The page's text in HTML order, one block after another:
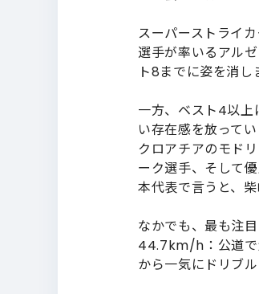
スーパーストライ
選手が率いるアル
ト8までに姿を消し
一方、ベスト4以上
い存在感を放ってい
クロアチアのモド
ーク選手、そして
本代表で言うと、
なかでも、最も注
44.7km/h：公道で
から一気にドリブ